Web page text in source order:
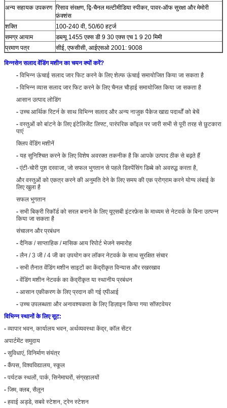
अन्य सहायक उपकरण रिसाव संरक्षण, द्वि-चैनल मल्टीमीडिया स्पीकर, पावर-ऑफ सुरक्षा और मेमोरी
फ़ंक्शंस
शक्ति
100-240 वी, 50/60 हर्ट्ज
समग्र आयाम
डब्ल्यू 1455 एक्स डी 9 30 एक्स एच 1 9 20 मिमी
प्रमाण पत्र
सीई, एफसीसी, आईएसओ 2001: 9008
विन्नसेन सलाद वेंडिंग मशीन का चयन क्यों करें?
- विभिन्न ऊंचाई सलाद जार फिट करने के लिए शेल्फ ऊंचाई समायोजित किया जा सकता है
- विभिन्न व्यास सलाद जार फिट करने के लिए चैनल चौड़ाई समायोजित किया जा सकता है
आसान उत्पाद लोडिंग
- उच्च आर्थिक रिटर्न के साथ विभिन्न सलाद और अन्य नाजुक पैकेज खाद्य पदार्थों को बेचें
- वस्तुओं को बांटने के लिए इंटेलिजेंट लिफ्ट, पारंपरिक कॉइल पर जारी सभी से पूरी तरह से छुटकारा
पाएं
क्लिप वेंडिंग मशीनें
- यह सुनिश्चित करने के लिए विशेष अवरक्त तकनीक है कि आपके उत्पाद ठीक से बढ़ते हैं
- एंटी-चोरी पुश दरवाजा, जो सफल भुगतान से पहले डिस्पेंसिंग डिब्बे को अवरुद्ध करता है,
और वस्तुओं को एकत्र करने की अनुमति देने के लिए समय की एक प्रोग्राम करने योग्य लंबाई के
लिए खुला है
सफल भुगतान
- सभी बिक्री रिकॉर्ड को सरल बनाने के लिए यूएसबी इंटरफ़ेस के माध्यम से नेटवर्क के बिना उत्पन्न
किया जा सकता है
संचालन और प्रबंधन
- दैनिक / साप्ताहिक / मासिक आय रिपोर्ट भेजने समारोह
- लैन / 3 जी / 4 जी का उपयोग कर लॉकर नेटवर्क के साथ सुरक्षित संचार
- सभी तैनात वेंडिंग मशीन साइटों का केंद्रीकृत विन्यास और रखरखाव
- वेंडिंग मशीन नेटवर्क का केंद्रीकृत या स्थानीय प्रबंधन
- आसान एकीकरण के लिए प्रदान की गई एपीआई
- उच्च उपलब्धता और अनावश्यकता के लिए डिज़ाइन किया गया सॉफ़्टवेयर
विभिन्न स्थानों के लिए सूट:
- व्यापार भवन, कार्यालय भवन, अर्थव्यवस्था केंद्र, कॉल सेंटर
अपार्टमेंट समुदाय
- सुविधाएं, विनिर्माण संयंत्र
- कैंपस, विश्वविद्यालय, स्कूल
- पर्यटक स्थलों, पार्क, सिनेमाघरों, संग्रहालयों
- जिम, क्लब, सैलून
- हवाई अड्डे, सबवे स्टेशन, ट्रेन स्टेशन